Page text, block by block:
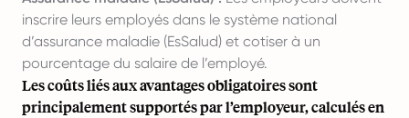
inscrire leurs employés dans le système national
d’assurance maladie (EsSalud) et cotiser à un
pourcentage du salaire de l’employé.
Les coûts liés aux avantages obligatoires sont
principalement supportés par l’employeur, calculés en